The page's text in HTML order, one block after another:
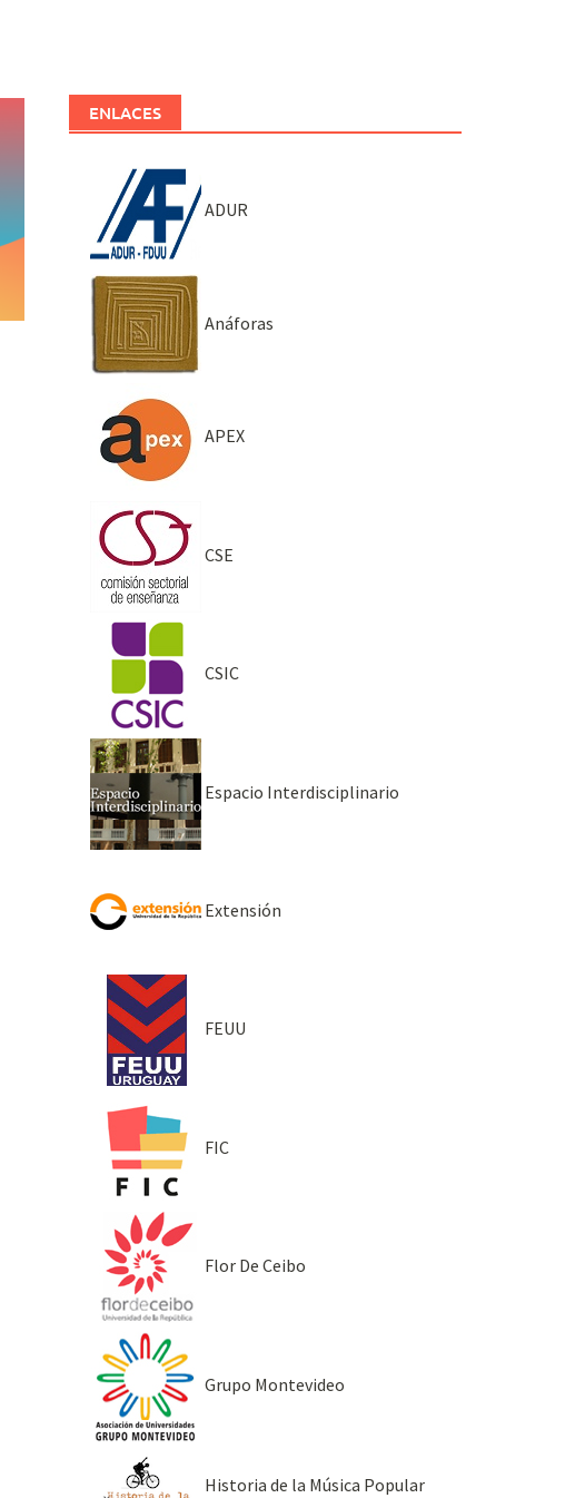
ENLACES
ADUR
Anáforas
APEX
CSE
CSIC
Espacio Interdisciplinario
Extensión
FEUU
FIC
Flor De Ceibo
Grupo Montevideo
Historia de la Música Popular